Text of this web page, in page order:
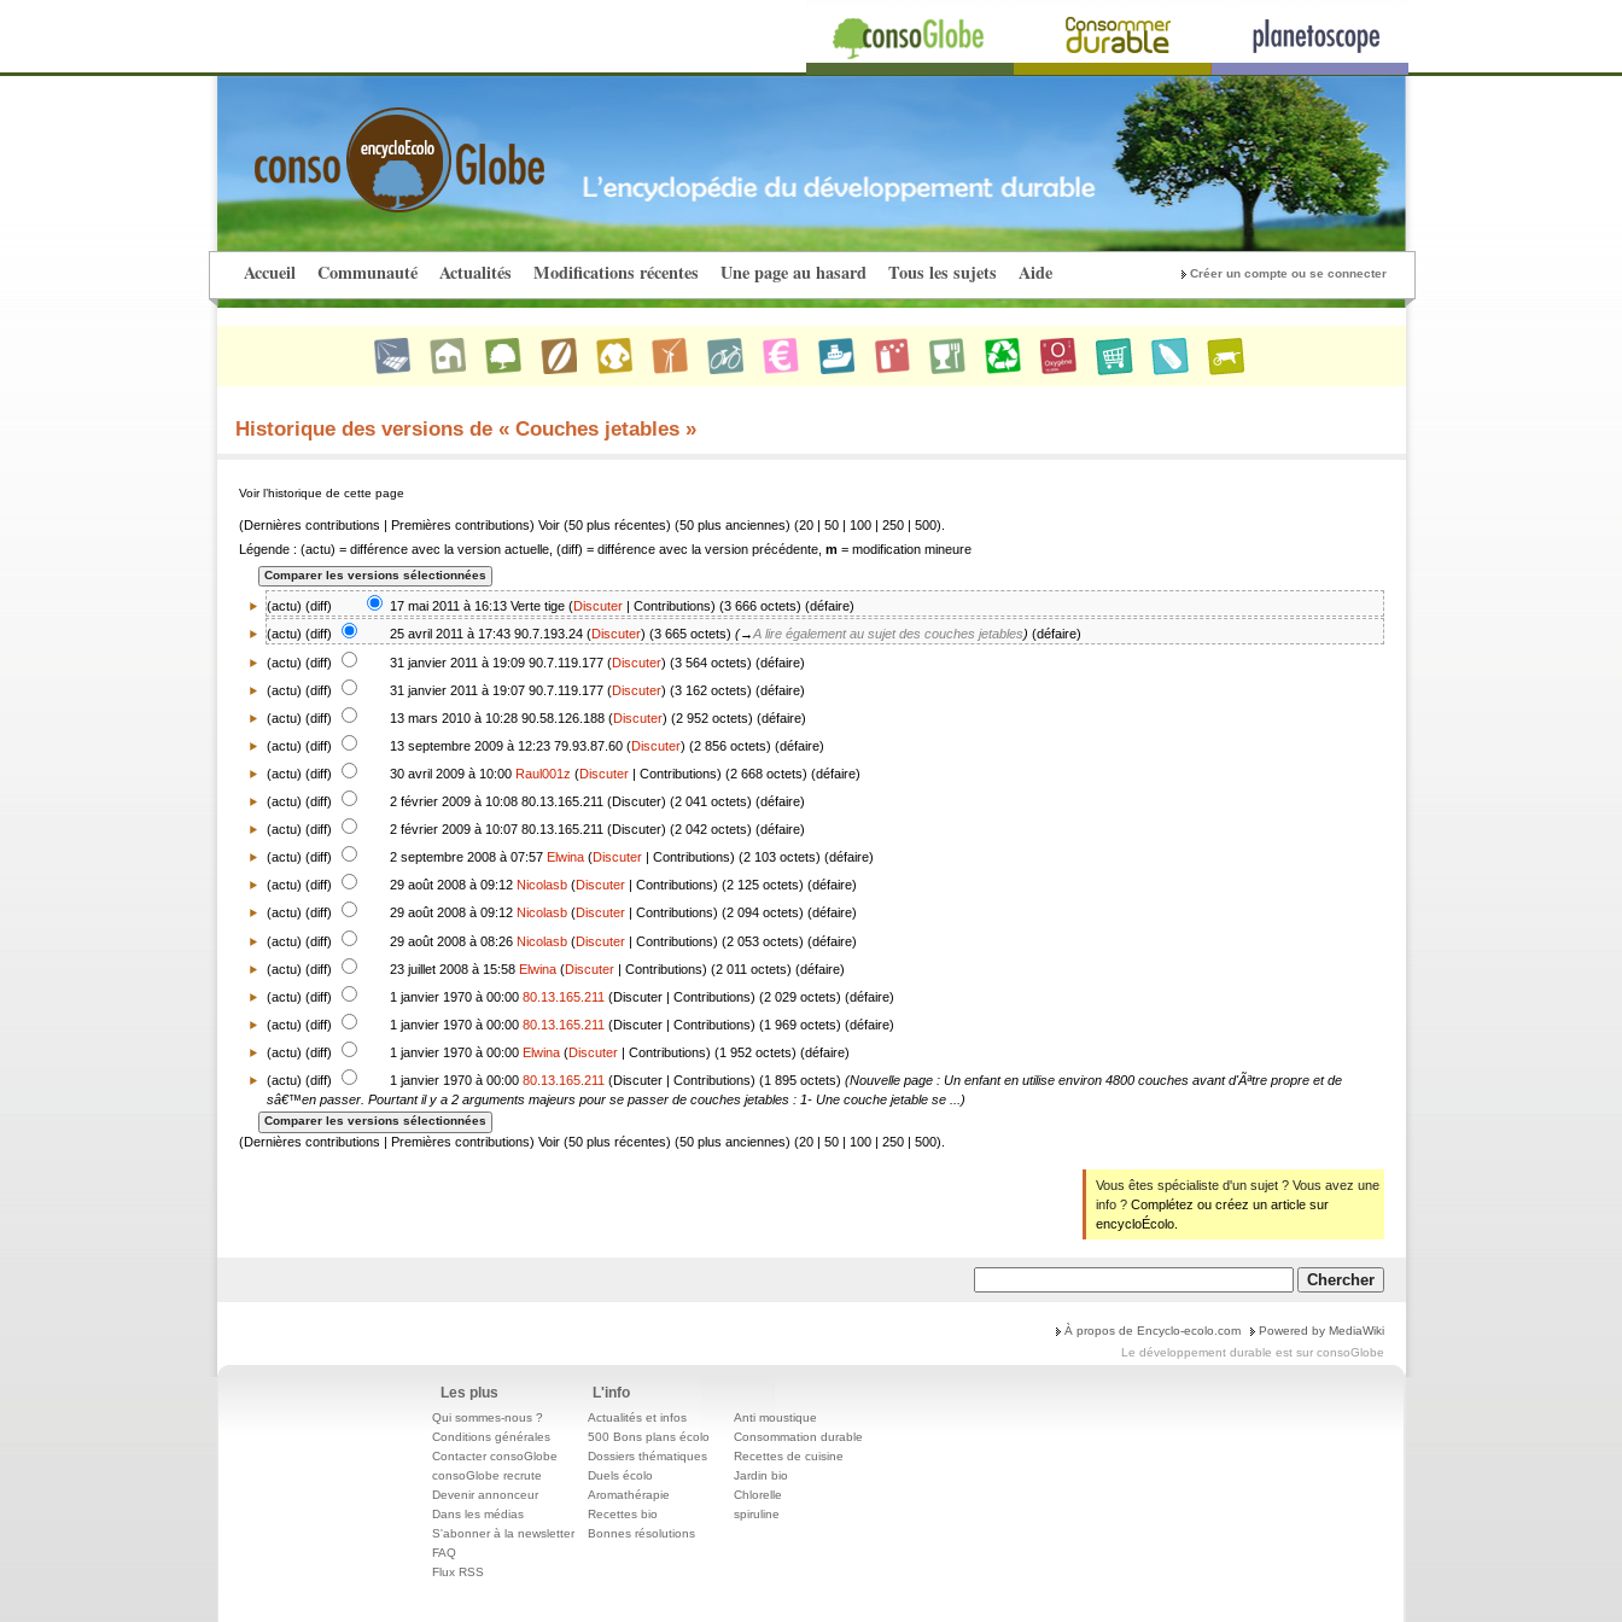
Accueil Communauté Actualités Modifications récentes Une page au hasard Tous les sujets Aide Créer un compte ou se connecter
Historique des versions de « Couches jetables »
Voir l’historique de cette page
(Dernières contributions | Premières contributions) Voir (50 plus récentes) (50 plus anciennes) (20| 50| 100| 250| 500).
Légende : (actu) = différence avec la version actuelle, (diff) = différence avec la version précédente, m= modification mineure
(actu) (diff) 17 mai 2011 à 16:13 Verte tige(Discuter| Contributions) (3 666 octets) (défaire)
(actu) (diff) 25 avril 2011 à 17:43 90.7.193.24(Discuter) (3 665 octets) (→A lire également au sujet des couches jetables) (défaire)
(actu) (diff) 31 janvier 2011 à 19:09 90.7.119.177(Discuter) (3 564 octets) (défaire)
(actu) (diff) 31 janvier 2011 à 19:07 90.7.119.177(Discuter) (3 162 octets) (défaire)
(actu) (diff) 13 mars 2010 à 10:28 90.58.126.188(Discuter) (2 952 octets) (défaire)
(actu) (diff) 13 septembre 2009 à 12:23 79.93.87.60(Discuter) (2 856 octets) (défaire)
(actu) (diff) 30 avril 2009 à 10:00 Raul001z (Discuter| Contributions) (2 668 octets) (défaire)
(actu) (diff) 2 février 2009 à 10:08 80.13.165.211 (Discuter) (2 041 octets) (défaire)
(actu) (diff) 2 février 2009 à 10:07 80.13.165.211 (Discuter) (2 042 octets) (défaire)
(actu) (diff) 2 septembre 2008 à 07:57 Elwina(Discuter| Contributions) (2 103 octets) (défaire)
(actu) (diff) 29 août 2008 à 09:12 Nicolasb(Discuter| Contributions) (2 125 octets) (défaire)
(actu) (diff) 29 août 2008 à 09:12 Nicolasb(Discuter| Contributions) (2 094 octets) (défaire)
(actu) (diff) 29 août 2008 à 08:26 Nicolasb(Discuter| Contributions) (2 053 octets) (défaire)
(actu) (diff) 23 juillet 2008 à 15:58 Elwina(Discuter| Contributions) (2 011 octets) (défaire)
(actu) (diff) 1 janvier 1970 à 00:00 80.13.165.211 (Discuter| Contributions) (2 029 octets) (défaire)
(actu) (diff) 1 janvier 1970 à 00:00 80.13.165.211 (Discuter| Contributions) (1 969 octets) (défaire)
(actu) (diff) 1 janvier 1970 à 00:00 Elwina(Discuter| Contributions) (1 952 octets) (défaire)
(actu) (diff) 1 janvier 1970 à 00:00 80.13.165.211 (Discuter| Contributions) (1 895 octets) (Nouvelle page : Un enfant en utilise environ 4800 couches avant d'Ãªtre propre et de
sâ€™en passer. Pourtant il y a 2 arguments majeurs pour se passer de couches jetables : 1- Une couche jetable se ...)
(Dernières contributions | Premières contributions) Voir (50 plus récentes) (50 plus anciennes) (20| 50| 100| 250| 500).
Vous êtes spécialiste d'un sujet ? Vous avez une
info ? Complétez ou créez un article sur
encycloÉcolo.
À propos de Encyclo-ecolo.com
Powered by MediaWiki
Le développement durable est sur consoGlobe
Les plus
Qui sommes-nous ?
Conditions générales
Contacter consoGlobe
consoGlobe recrute
Devenir annonceur
Dans les médias
S'abonner à la newsletter
FAQ
Flux RSS
L'info
Actualités et infos
500 Bons plans écolo
Dossiers thématiques
Duels écolo
Aromathérapie
Recettes bio
Bonnes résolutions
Anti moustique
Consommation durable
Recettes de cuisine
Jardin bio
Chlorelle
spiruline